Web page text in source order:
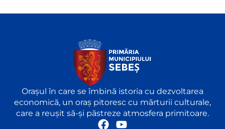
Orașul în care se îmbină istoria cu dezvoltarea
economică, un oraș pitoresc cu mărturii culturale,
care a reușit să-și păstreze atmosfera primitoare.
F
Y